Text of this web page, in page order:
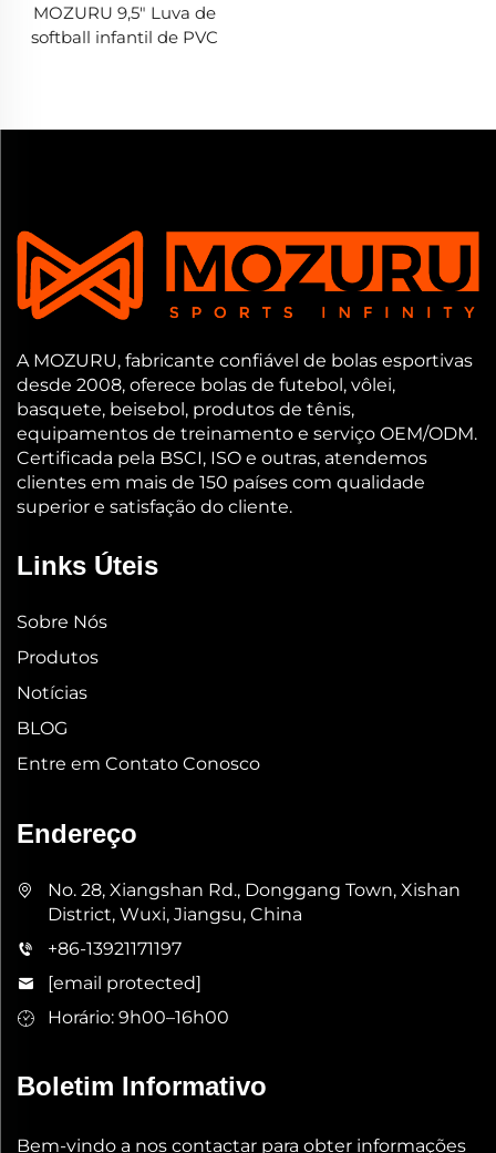
MOZURU 9,5" Luva de
softball infantil de PVC
A MOZURU, fabricante confiável de bolas esportivas
desde 2008, oferece bolas de futebol, vôlei,
basquete, beisebol, produtos de tênis,
equipamentos de treinamento e serviço OEM/ODM.
Certificada pela BSCI, ISO e outras, atendemos
clientes em mais de 150 países com qualidade
superior e satisfação do cliente.
Links Úteis
Sobre Nós
Produtos
Notícias
BLOG
Entre em Contato Conosco
Endereço
No. 28, Xiangshan Rd., Donggang Town, Xishan
District, Wuxi, Jiangsu, China
+86-13921171197
[email protected]
Horário: 9h00–16h00
Boletim Informativo
Bem-vindo a nos contactar para obter informações